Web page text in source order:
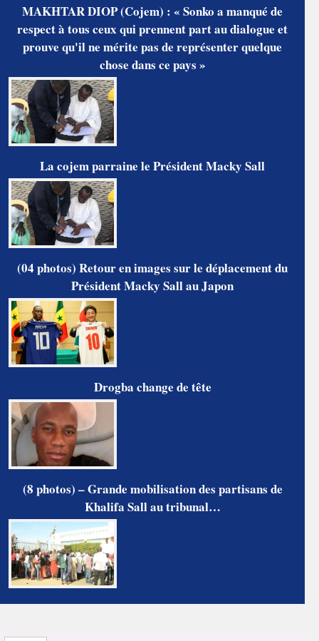
MAKHTAR DIOP (Cojem) : « Sonko a manqué de
respect à tous ceux qui prennent part au dialogue et
prouve qu'il ne mérite pas de représenter quelque
chose dans ce pays »
La cojem parraine le Président Macky Sall
(04 photos) Retour en images sur le déplacement du
Président Macky Sall au Japon
Drogba change de tête
(8 photos) – Grande mobilisation des partisans de
Khalifa Sall au tribunal…